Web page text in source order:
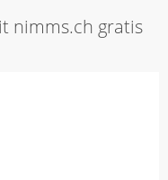
nimms.ch gratis